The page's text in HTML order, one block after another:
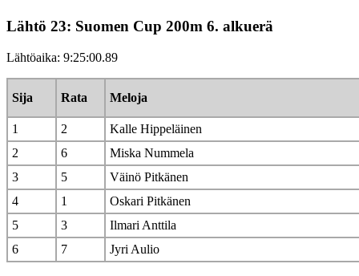
Lähtö 23: Suomen Cup 200m 6. alkuerä
Lähtöaika: 9:25:00.89
Sija Rata Meloja
1 2
Kalle Hippeläinen
2
6
Miska Nummela
3
5
Väinö Pitkänen
4
1
Oskari Pitkänen
5
3
Ilmari Anttila
6
7 Jyri Aulio